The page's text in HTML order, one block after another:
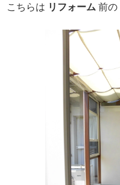
こちらは リフォーム前の